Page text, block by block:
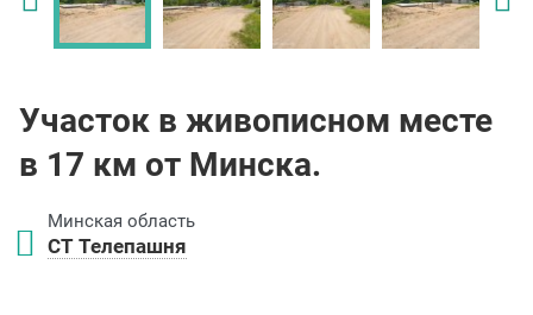
Участок в живописном месте
в 17 км от Минска.
Минская область
СТ Телепашня